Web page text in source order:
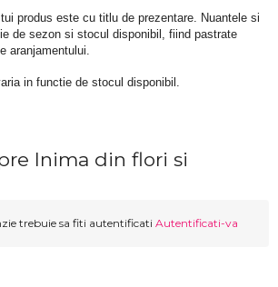
produs este cu titlu de prezentare. Nuantele si
de sezon si stocul disponibil, fiind pastrate
aranjamentului.
in functie de stocul disponibil.
Inima din flori si
trebuie sa fiti autentificati Autentificati-va